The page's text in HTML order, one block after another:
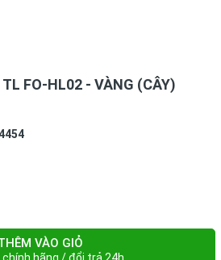
TL FO-HL02 - VÀNG (CÂY)
VÀO GIỎ